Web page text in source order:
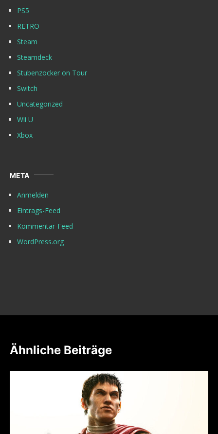
PS5
RETRO
Steam
Steamdeck
Stubenzocker on Tour
Switch
Uncategorized
Wii U
Xbox
META
Anmelden
Eintrags-Feed
Kommentar-Feed
WordPress.org
Ähnliche Beiträge